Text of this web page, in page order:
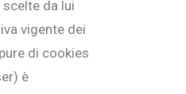
da lui
vigente dei
di cookies
è